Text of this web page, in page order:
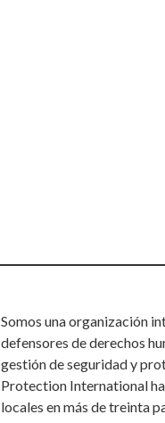
Somos una organización
defensores de derechos
gestión de seguridad y
Protection International
locales en más de treinta